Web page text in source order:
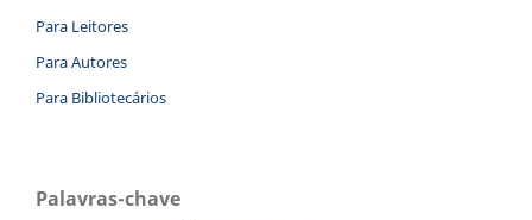
Para Leitores
Para Autores
Para Bibliotecários
Palavras-chave